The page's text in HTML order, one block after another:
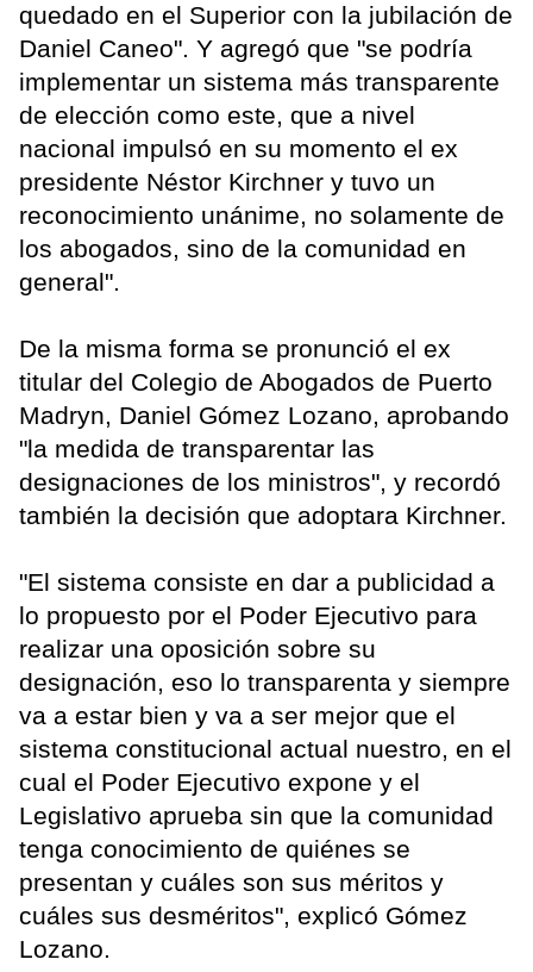
quedado en el Superior con la jubilación de
Daniel Caneo". Y agregó que "se podría
implementar un sistema más transparente
de elección como este, que a nivel
nacional impulsó en su momento el ex
presidente Néstor Kirchner y tuvo un
reconocimiento unánime, no solamente de
los abogados, sino de la comunidad en
general".
De la misma forma se pronunció el ex
titular del Colegio de Abogados de Puerto
Madryn, Daniel Gómez Lozano, aprobando
"la medida de transparentar las
designaciones de los ministros", y recordó
también la decisión que adoptara Kirchner.
"El sistema consiste en dar a publicidad a
lo propuesto por el Poder Ejecutivo para
realizar una oposición sobre su
designación, eso lo transparenta y siempre
va a estar bien y va a ser mejor que el
sistema constitucional actual nuestro, en el
cual el Poder Ejecutivo expone y el
Legislativo aprueba sin que la comunidad
tenga conocimiento de quiénes se
presentan y cuáles son sus méritos y
cuáles sus desméritos", explicó Gómez
Lozano.